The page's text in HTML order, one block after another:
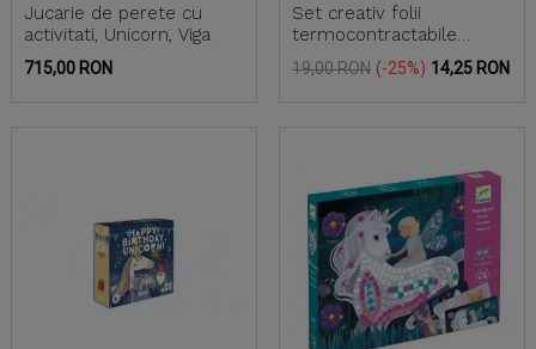
Jucarie de perete cu
activitati, Unicorn, Viga
Pret
715,00 RON
Set creativ folii
termocontractabile
(Shrink plastic) - unicorni
Pret
19,00 RON -25% Pret
14,25 RON